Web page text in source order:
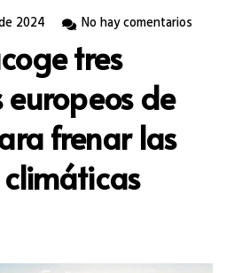
2024 No hay comentarios
tres
europeos de
frenar las